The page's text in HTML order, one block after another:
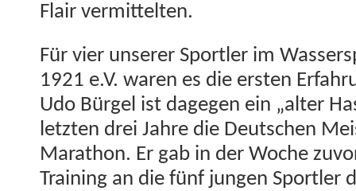
Flair vermittelten.
Für vier unser­er Sportler im
1921 e.V. waren es die ersten
Udo Bürgel ist dage­gen ein „alter
let­zten drei Jahre die Deutschen
Marathon. Er gab in der Woche
Train­ing an die fünf jun­gen Sportler